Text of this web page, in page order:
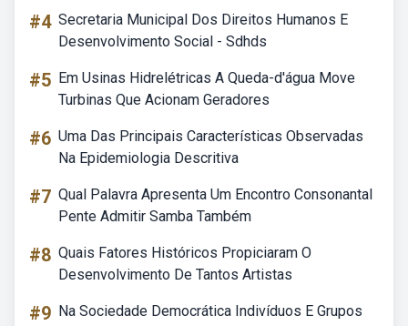
#4 Secretaria Municipal Dos Direitos Humanos E
Desenvolvimento Social - Sdhds
#5 Em Usinas Hidrelétricas A Queda-d'água Move
Turbinas Que Acionam Geradores
#6 Uma Das Principais Características Observadas
Na Epidemiologia Descritiva
#7 Qual Palavra Apresenta Um Encontro Consonantal
Pente Admitir Samba Também
#8 Quais Fatores Históricos Propiciaram O
Desenvolvimento De Tantos Artistas
#9 Na Sociedade Democrática Indivíduos E Grupos